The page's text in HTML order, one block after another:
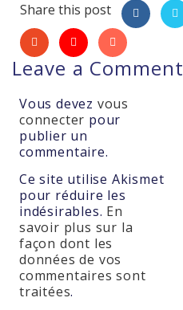
Share this post
Leave a Comment
Vous devez vous
connecter pour
publier un
commentaire.
Ce site utilise Akismet
pour réduire les
indésirables. En
savoir plus sur la
façon dont les
données de vos
commentaires sont
traitées.